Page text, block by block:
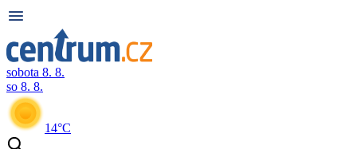
sobota 8. 8.
so 8. 8.
14°C